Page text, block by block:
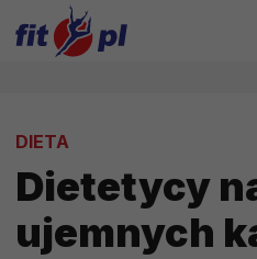
DIETA
Dietetycy
ujemnych